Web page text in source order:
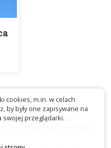
szlaki turystyczne"
Świętokrzyskiego.
cookies, m.in. w celach
by były one zapisywane na
swojej przeglądarki.